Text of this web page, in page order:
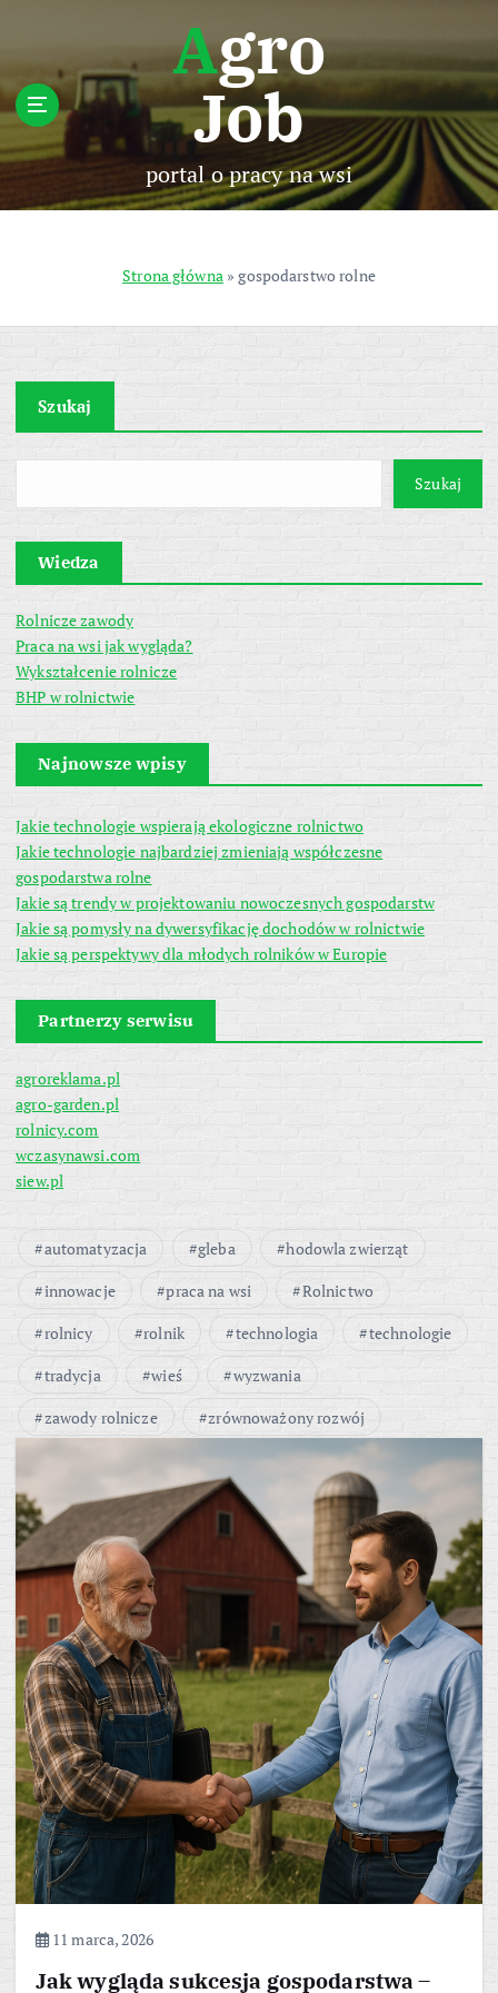
p
t
c
n
Agro
Job
portal o pracy na wsi
Strona główna»gospodarstwo rolne
Szukaj
Szukaj
Wiedza
Rolnicze zawody
Praca na wsi jak wygląda?
Wykształcenie rolnicze
BHP w rolnictwie
Najnowsze wpisy
Jakie technologie wspierają ekologiczne rolnictwo
Jakie technologie najbardziej zmieniają współczesne
gospodarstwa rolne
Jakie są trendy w projektowaniu nowoczesnych gospodarstw
Jakie są pomysły na dywersyfikację dochodów w rolnictwie
Jakie są perspektywy dla młodych rolników w Europie
Partnerzy serwisu
agroreklama.pl
agro-garden.pl
rolnicy.com
wczasynawsi.com
siew.pl
automatyzacja gleba
hodowla zwierząt
innowacje
praca na wsi
Rolnictwo
rolnicy
rolnik technologia
technologie
tradycja
wieś
wyzwania
zawody rolnicze
zrównoważony rozwój
11 marca, 2026
Jak wygląda sukcesja gospodarstwa –